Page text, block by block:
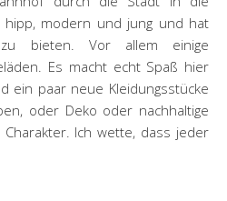
hipp, modern und jung und hat
bieten. Vor allem einige
Es macht echt Spaß hier
ein paar neue Kleidungsstücke
oder Deko oder nachhaltige
Ich wette, dass jeder